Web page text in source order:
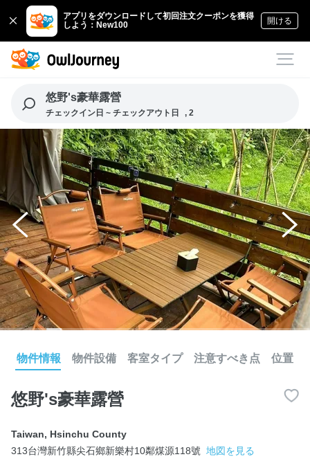
アプリをダウンロードして初回注文クーポンを獲得
しよう：New100
開ける
悠野's豪華露營
チェックイン日 ~ チェックアウト日 , 2
物件情報 物件設備 客室タイプ 注意すべき点 位置
悠野's豪華露營
Taiwan, Hsinchu County
313台灣新竹縣尖石鄉新樂村10鄰煤源118號 地図を見る